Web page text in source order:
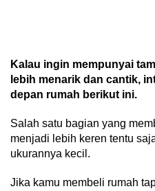
Kalau ingin mempunyai
lebih menarik dan cantik,
depan rumah berikut ini.
Salah satu bagian yang
menjadi lebih keren tentu
ukurannya kecil.
Jika kamu membeli rumah